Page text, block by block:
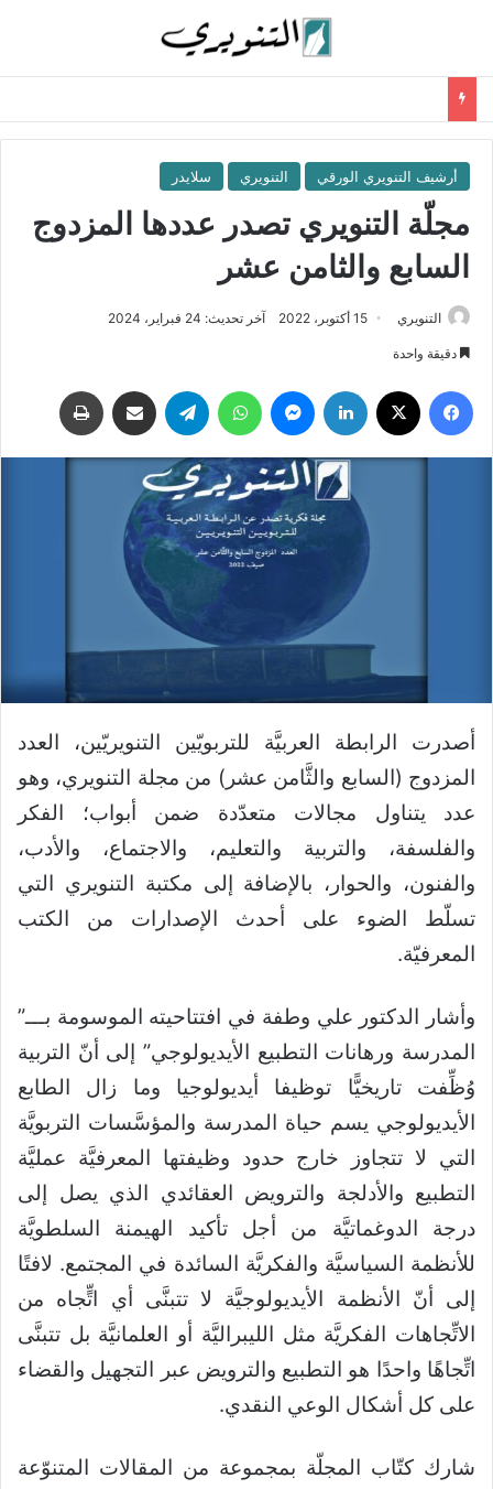
أرشيف التنويري الورقي التنويري سلايدر
مجلّة التنويري تصدر عددها المزدوج
السابع والثامن عشر
التنويري 15 أكتوبر، 2022 آخر تحديث: 24 فبراير، 2024
دقيقة واحدة
فيسبوك لينكدإن ماسنجر واتساب تيلقرام مشاركة عبر البريد
أصدرت الرابطة العربيَّة للتربويّين التنويريّين، العدد
المزدوج (السابع والثَّامن عشر) من مجلة التنويري، وهو
عدد يتناول مجالات متعدّدة ضمن أبواب؛ الفكر
والفلسفة، والتربية والتعليم، والاجتماع، والأدب،
والفنون، والحوار، بالإضافة إلى مكتبة التنويري التي
تسلّط الضوء على أحدث الإصدارات من الكتب
المعرفيّة.
وأشار الدكتور علي وطفة في افتتاحيته الموسومة بـــ”
المدرسة ورهانات التطبيع الأيديولوجي” إلى أنّ التربية
وُظِّفت تاريخيًّا توظيفا أيديولوجيا وما زال الطابع
الأيديولوجي يسم حياة المدرسة والمؤسَّسات التربويَّة
التي لا تتجاوز خارج حدود وظيفتها المعرفيَّة عمليَّة
التطبيع والأدلجة والترويض العقائدي الذي يصل إلى
درجة الدوغماتيَّة من أجل تأكيد الهيمنة السلطويَّة
للأنظمة السياسيَّة والفكريَّة السائدة في المجتمع. لافتًا
إلى أنّ الأنظمة الأيديولوجيَّة لا تتبنَّى أي اتٍّجاه من
الاتِّجاهات الفكريَّة مثل الليبراليَّة أو العلمانيَّة بل تتبنَّى
اتِّجاهًا واحدًا هو التطبيع والترويض عبر التجهيل والقضاء
على كل أشكال الوعي النقدي.
شارك كتّاب المجلّة بمجموعة من المقالات المتنوّعة